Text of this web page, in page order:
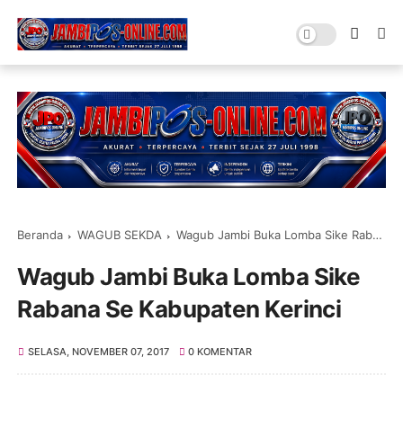
Beranda WAGUB SEKDA Wagub Jambi Buka Lomba Sike Rabana Se Kabupaten Kerinci
Wagub Jambi Buka Lomba Sike
Rabana Se Kabupaten Kerinci
SELASA, NOVEMBER 07, 2017 0 KOMENTAR